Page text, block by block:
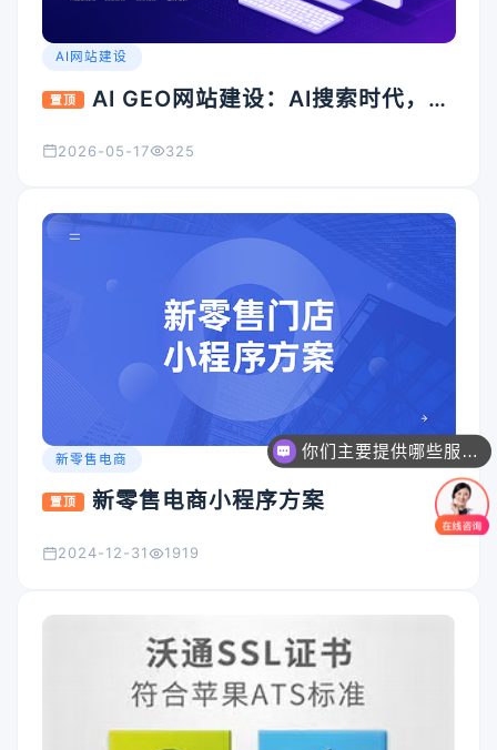
AI网站建设
置顶
AI GEO网站建设：AI搜索时代，企
2026-05-17 325
新零售电商
置顶 新零售电商小程序方案
2024-12-31 1919
你们主要提供哪些服务？可以根据需求定制吗？